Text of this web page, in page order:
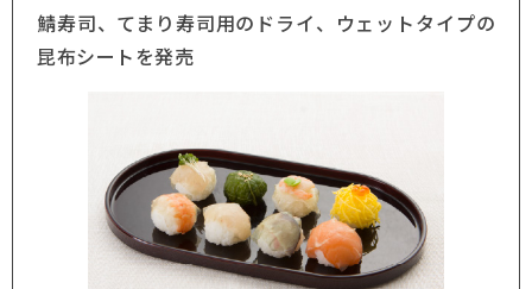
鯖寿司、てまり寿司用のドライ、ウェットタイプの
昆布シートを発売